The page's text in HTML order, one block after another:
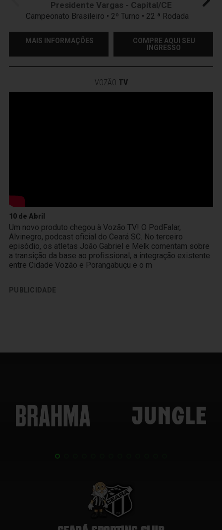
Presidente Vargas - Capital/CE
Campeonato Brasileiro • 2º Turno • 22 ª Rodada
MAIS INFORMAÇÕES
COMPRE AQUI SEU
INGRESSO
VOZÃO TV
10 de Abril
Um novo produto chegou à Vozão TV! O PodFalar,
Alvinegro, podcast oficial do Ceará SC. No terceiro
episódio, os atletas João Gabriel e Melk comentam sobre
a transição da base ao profissional, a integração existente
entre Cidade Vozão e Porangabuçu e o m
PUBLICIDADE